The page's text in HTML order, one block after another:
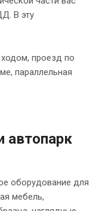
В эту
проезд по
параллельная
автопарк
оборудование для
мебель,